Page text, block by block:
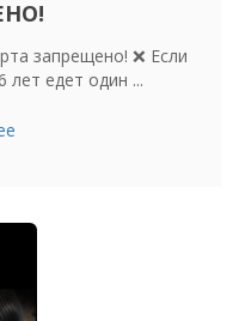
запрещено! ❌ Если
лет едет один ...